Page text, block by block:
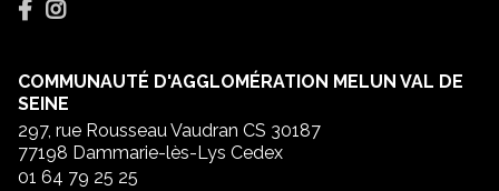
COMMUNAUTÉ D'AGGLOMÉRATION MELUN VAL DE
SEINE
297, rue Rousseau Vaudran CS 30187
77198 Dammarie-lès-Lys Cedex
01 64 79 25 25